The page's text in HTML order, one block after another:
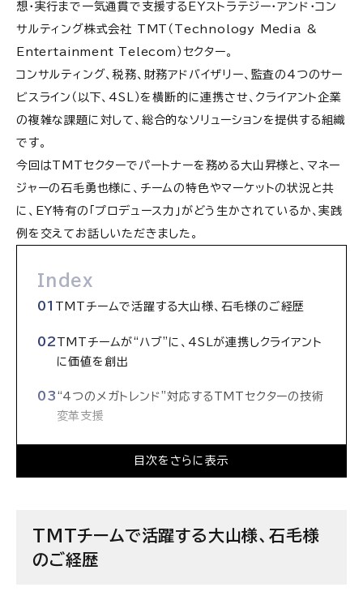
想・実行まで一気通貫で支援するEYストラテジー・アンド・コン
サルティング株式会社 TMT（Technology Media &
Entertainment Telecom）セクター。
コンサルティング、税務、財務アドバイザリー、監査の4つのサー
ビスライン（以下、4SL）を横断的に連携させ、クライアント企業
の複雑な課題に対して、総合的なソリューションを提供する組織
です。
今回はTMTセクターでパートナーを務める大山昇様と、マネー
ジャーの石毛勇也様に、チームの特色やマーケットの状況と共
に、EY特有の「プロデュース力」がどう生かされているか、実践
例を交えてお話しいただきました。
Index
目次をさらに表示
TMTチームで活躍する大山様、石毛様のご経歴
TMTチームが“ハブ”に、4SLが連携しクライアント
に価値を創出
“4つのメガトレンド”対応するTMTセクターの技術
変革支援
で踏み込むTMTの課題解決
社会課題に真摯に向き合える“熱意”ある人材が活
TMTチームで活躍する大山様、石毛様
のご経歴